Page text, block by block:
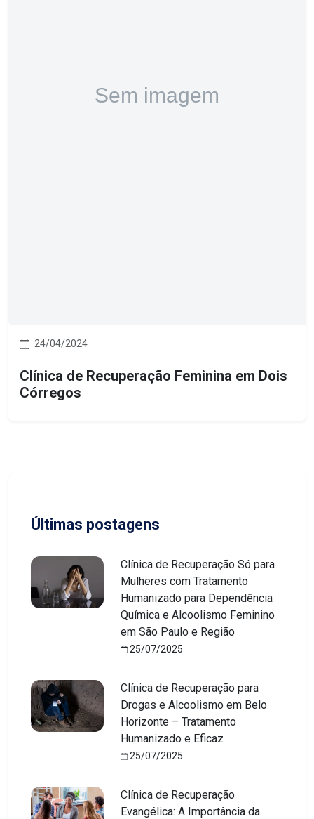
24/04/2024
Clínica de Recuperação Feminina em Dois
Córregos
Últimas postagens
Clínica de Recuperação Só para
Mulheres com Tratamento
Humanizado para Dependência
Química e Alcoolismo Feminino
em São Paulo e Região
25/07/2025
Clínica de Recuperação para
Drogas e Alcoolismo em Belo
Horizonte – Tratamento
Humanizado e Eficaz
25/07/2025
Clínica de Recuperação
Evangélica: A Importância da